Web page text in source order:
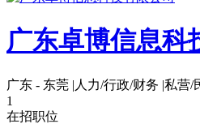
广东卓博信息科
广东 - 东莞 | 人力/行政/财务 |私营/
1
在招职位